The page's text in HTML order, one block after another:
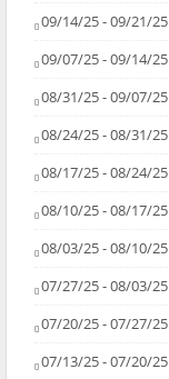
09/14/25 - 09/21/25
09/07/25 - 09/14/25
08/31/25 - 09/07/25
08/24/25 - 08/31/25
08/17/25 - 08/24/25
08/10/25 - 08/17/25
08/03/25 - 08/10/25
07/27/25 - 08/03/25
07/20/25 - 07/27/25
07/13/25 - 07/20/25